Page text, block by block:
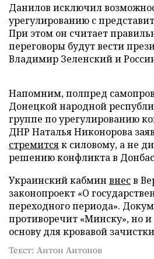
Данилов исключил
урегулированию с
При этом он считает
переговоры будут вести
Владимир Зеленский и
Напомним, полпред
Донецкой народной
группе по урегулированию
ДНР Наталья Никонорова
стремитсяк силовому, а не
решению конфликта в
Украинский кабмин внесв
законопроект «О
переходного периода».
противоречит «Минску», но и
основу для кровавой
Текст: Антон Антонов